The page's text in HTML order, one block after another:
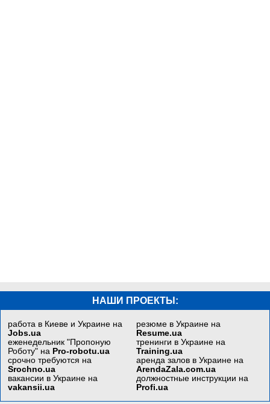
НАШИ ПРОЕКТЫ:
работа в Киеве и Украине на
Jobs.ua
еженедельник "Пропоную
Роботу" на Pro-robotu.ua
срочно требуются на
Srochno.ua
вакансии в Украине на
vakansii.ua
резюме в Украине на
Resume.ua
тренинги в Украине на
Training.ua
аренда залов в Украине на
ArendaZala.com.ua
должностные инструкции на
Profi.ua